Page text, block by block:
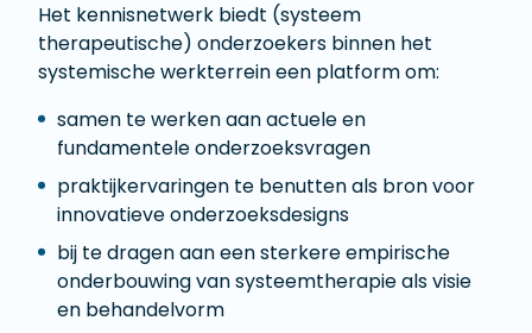
Het kennisnetwerk biedt (systeem
therapeutische) onderzoekers binnen het
systemische werkterrein een platform om:
samen te werken aan actuele en
fundamentele onderzoeksvragen
praktijkervaringen te benutten als bron voor
innovatieve onderzoeksdesigns
bij te dragen aan een sterkere empirische
onderbouwing van systeemtherapie als visie
en behandelvorm